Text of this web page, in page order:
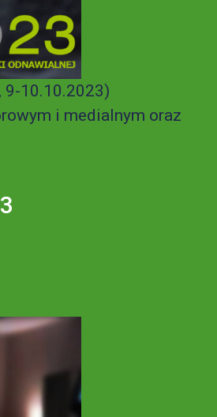
9-10.10.2023)
i medialnym oraz